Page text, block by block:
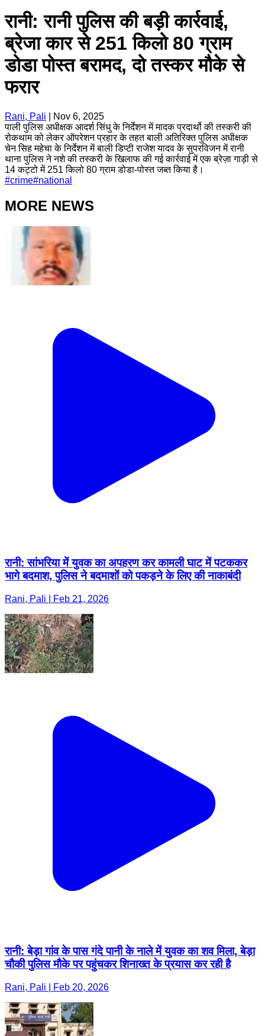
रानी: रानी पुलिस की बड़ी कार्रवाई,
ब्रेजा कार से 251 किलो 80 ग्राम
डोडा पोस्त बरामद, दो तस्कर मौके से
फरार
Rani, Pali
Nov 6, 2025
पाली पुलिस अधीक्षक आदर्श सिंधु के निर्देशन में मादक प्रदार्थो की तस्करी की
रोकथाम को लेकर ऑपरेशन प्रहार के तहत बाली अतिरिक्त पुलिस अधीक्षक
चेन सिह महेचा के निर्देशन में बाली डिप्टी राजेश यादव के सुपरविजन में रानी
थाना पुलिस ने नशे की तस्करी के खिलाफ की गई कार्रवाई में एक ब्रेज़ा गाड़ी से
14 कट्टो में 251 किलो 80 ग्राम डोडा-पोस्त जब्त किया है।
#crime#national
MORE NEWS
रानी: सांभरिया में युवक का अपहरण कर कामली घाट में पटककर
भागे बदमाश, पुलिस ने बदमाशों को पकड़ने के लिए की नाकाबंदी
Rani, Pali | Feb 21, 2026
रानी: बेड़ा गांव के पास गंदे पानी के नाले में युवक का शव मिला, बेड़ा
चौकी पुलिस मौके पर पहुंचकर शिनाख्त के प्रयास कर रही है
Rani, Pali | Feb 20, 2026